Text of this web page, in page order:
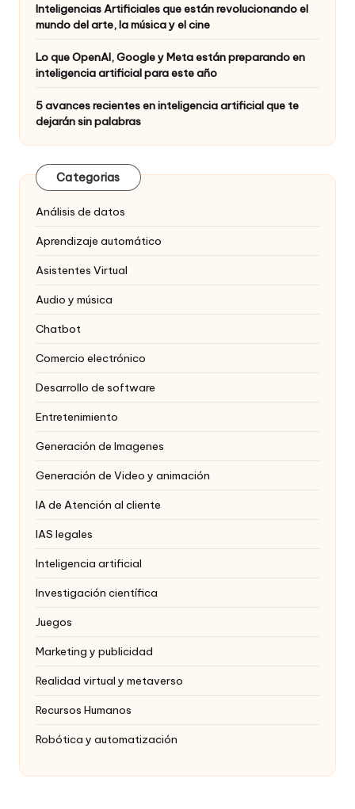
Inteligencias Artificiales que están revolucionando el
mundo del arte, la música y el cine
Lo que OpenAI, Google y Meta están preparando en
inteligencia artificial para este año
5 avances recientes en inteligencia artificial que te
dejarán sin palabras
Categorias
Análisis de datos
Aprendizaje automático
Asistentes Virtual
Audio y música
Chatbot
Comercio electrónico
Desarrollo de software
Entretenimiento
Generación de Imagenes
Generación de Video y animación
IA de Atención al cliente
IAS legales
Inteligencia artificial
Investigación científica
Juegos
Marketing y publicidad
Realidad virtual y metaverso
Recursos Humanos
Robótica y automatización